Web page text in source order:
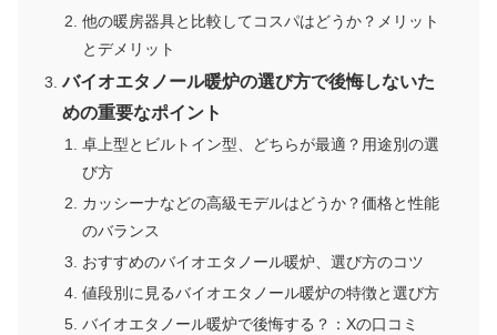
他の暖房器具と比較してコスパはどうか？メリット
とデメリット
バイオエタノール暖炉の選び方で後悔しないた
めの重要なポイント
卓上型とビルトイン型、どちらが最適？用途別の選
び方
カッシーナなどの高級モデルはどうか？価格と性能
のバランス
おすすめのバイオエタノール暖炉、選び方のコツ
値段別に見るバイオエタノール暖炉の特徴と選び方
バイオエタノール暖炉で後悔する？：Xの口コミ